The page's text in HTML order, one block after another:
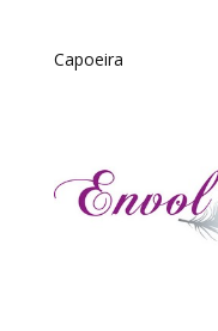
Capoeira